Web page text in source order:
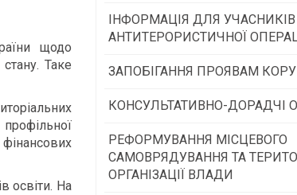
щодо
Таке
освіти. На
Конкурс проектів та програм
самоврядування
суспільства
Програми/конкурси МТД
ІНФОРМАЦІЯ ДЛЯ УЧАСНИКІВ
АНТИТЕРОРИСТИЧНОЇ
ЗАПОБІГАННЯ ПРОЯВАМ
КОНСУЛЬТАТИВНО-ДОРАДЧІ
Консультативна рада
РЕФОРМУВАННЯ МІСЦЕВОГО
САМОВРЯДУВАННЯ ТА
ОРГАНІЗАЦІЇ ВЛАДИ